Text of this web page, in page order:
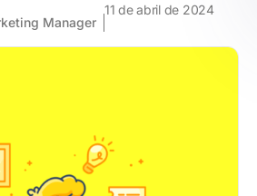
Manager
11 de abril de 2024